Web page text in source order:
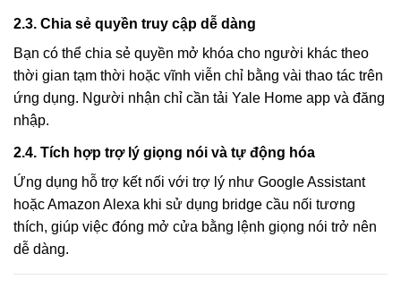
2.3. Chia sẻ quyền truy cập dễ dàng
Bạn có thể chia sẻ quyền mở khóa cho người khác theo
thời gian tạm thời hoặc vĩnh viễn chỉ bằng vài thao tác trên
ứng dụng. Người nhận chỉ cần tải Yale Home app và đăng
nhập.
2.4. Tích hợp trợ lý giọng nói và tự động hóa
Ứng dụng hỗ trợ kết nối với trợ lý như Google Assistant
hoặc Amazon Alexa khi sử dụng bridge cầu nối tương
thích, giúp việc đóng mở cửa bằng lệnh giọng nói trở nên
dễ dàng.